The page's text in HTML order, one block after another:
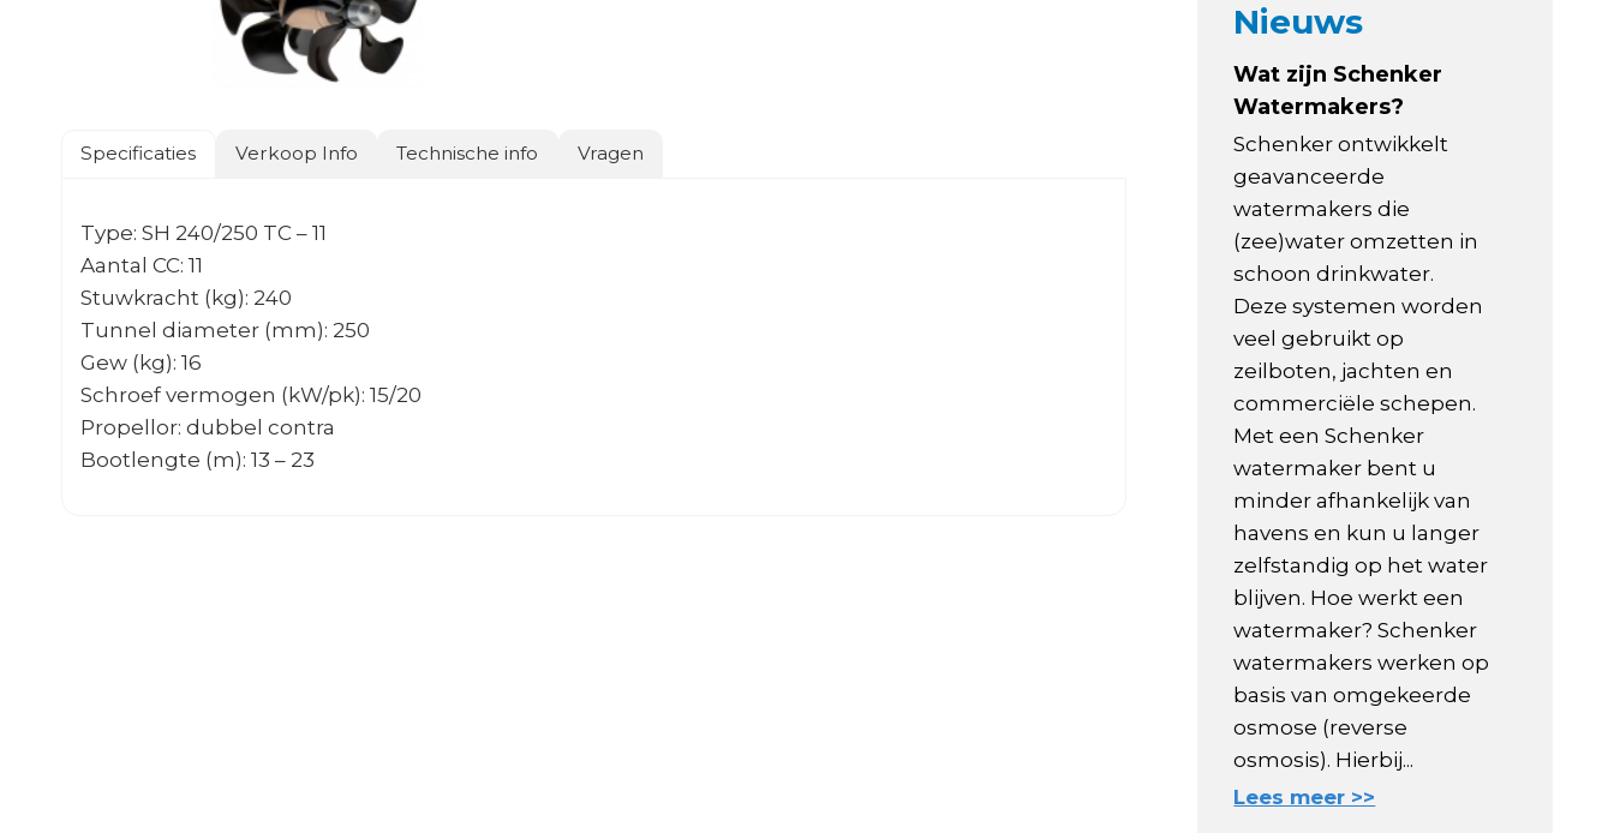
Specificaties Verkoop Info Technische info Vragen
Type: SH 240/250 TC – 11
Aantal CC: 11
Stuwkracht (kg): 240
Tunnel diameter (mm): 250
Gew (kg): 16
Schroef vermogen (kW/pk): 15/20
Propellor: dubbel contra
Bootlengte (m): 13 – 23
Nieuws
Wat zijn Schenker
Watermakers?
Schenker ontwikkelt
geavanceerde
watermakers die
(zee)water omzetten in
schoon drinkwater.
Deze systemen worden
veel gebruikt op
zeilboten, jachten en
commerciële schepen.
Met een Schenker
watermaker bent u
minder afhankelijk van
havens en kun u langer
zelfstandig op het water
blijven. Hoe werkt een
watermaker? Schenker
watermakers werken op
basis van omgekeerde
osmose (reverse
osmosis). Hierbij...
Lees meer >>